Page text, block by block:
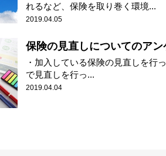
れるなど、保険を取り巻く環境...
2019.04.05
保険の見直しについてのアン
・加入している保険の見直しを行
で見直しを行っ...
2019.04.04